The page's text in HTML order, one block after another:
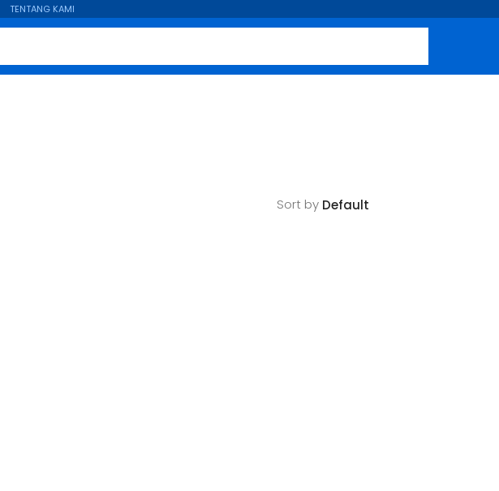
TENTANG KAMI
Sort by